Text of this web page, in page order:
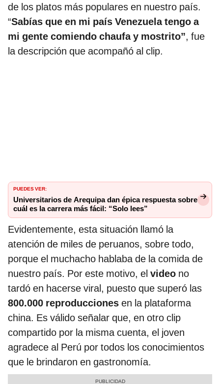
de los platos más populares en nuestro país.
“Sabías que en mi país Venezuela tengo a
mi gente comiendo chaufa y mostrito”, fue
la descripción que acompañó al clip.
PUEDES VER:
Universitarios de Arequipa dan épica respuesta sobre
cuál es la carrera más fácil: “Solo lees”
Evidentemente, esta situación llamó la
atención de miles de peruanos, sobre todo,
porque el muchacho hablaba de la comida de
nuestro país. Por este motivo, el video no
tardó en hacerse viral, puesto que superó las
800.000 reproducciones en la plataforma
china. Es válido señalar que, en otro clip
compartido por la misma cuenta, el joven
agradece al Perú por todos los conocimientos
que le brindaron en gastronomía.